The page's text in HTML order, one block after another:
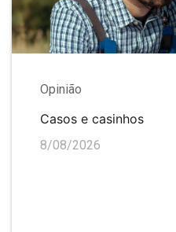
Opinião
Casos e casinhos
8/08/2026